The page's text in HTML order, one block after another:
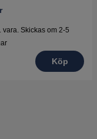
vara. Skickas om 2-5
Köp